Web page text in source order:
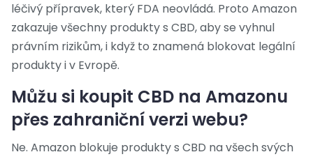
léčivý přípravek, který FDA neovládá. Proto Amazon
zakazuje všechny produkty s CBD, aby se vyhnul
právním rizikům, i když to znamená blokovat legální
produkty i v Evropě.
Můžu si koupit CBD na Amazonu
přes zahraniční verzi webu?
Ne. Amazon blokuje produkty s CBD na všech svých